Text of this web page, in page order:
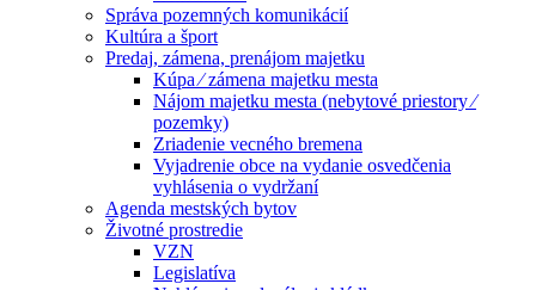
Správa pozemných komunikácií
Kultúra a šport
Predaj, zámena, prenájom majetku
Kúpa ⁄ zámena majetku mesta
Nájom majetku mesta (nebytové priestory ⁄
pozemky)
Zriadenie vecného bremena
Vyjadrenie obce na vydanie osvedčenia
vyhlásenia o vydržaní
Agenda mestských bytov
Životné prostredie
VZN
Legislatíva